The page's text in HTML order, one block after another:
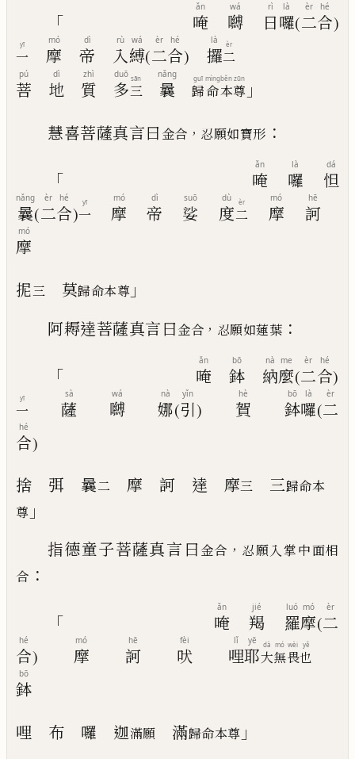
「 唵
ǎn
嚩
wá
日
rì
囉
là
(二
èr
合
hé
)
一
yī
摩
mó
帝
dì
入
rù
縛
wá
(二
èr
合
hé
) 攞
là
二
èr
菩
pú
地
dì
質
zhì
多
duō
三
sān
曩
nǎng
歸
guī
命
mìng
本
běn
尊
zūn 」
慧喜菩薩真言曰金合 ， 忍願如寶形 ：
「 唵
ǎn
囉
là
怛
dá
曩
nǎng
(二
èr
合
hé
)一
yī
摩
mó
帝
dì
娑
suō
度
dù
二
èr
摩
mó
訶
hē
摩
mó
抳三 莫歸命本尊 」
阿耨達菩薩真言曰金合 ， 忍願如蓮葉 ：
「 唵
ǎn
鉢
bō
納
nà
麼
me
(二
èr
合
hé
)
一
yī
薩
sà
嚩
wá
娜
nà
(引
yǐn
) 賀
hè
鉢
bō
囉
là
(二
èr
合
hé
)
捨
弭 曩二 摩 訶 達 摩三 三歸命本
尊 」
指德童子菩薩真言 曰金合 ， 忍願入掌中面相
合 ：
「 唵
ǎn
羯
jié
羅
luó
摩
mó
(二
èr
合
hé
) 摩
mó
訶
hē
吠
fèi
哩
lǐ
耶
yē
大
dà
無
mó
畏
wèi
也
yě
鉢
bō
哩 布 囉 迦滿願 滿歸命本尊 」